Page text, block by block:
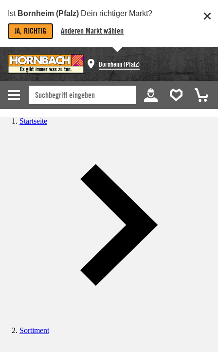
Ist Bornheim (Pfalz) Dein richtiger Markt?
JA, RICHTIG Anderen Markt wählen
Bornheim (Pfalz)
Startseite
Sortiment